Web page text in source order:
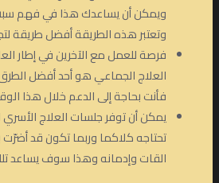
ويمكن أن يساعدك هذا في فهم سبب
وتعتبر هذه الطريقة أفضل طريقة
فرصة للعمل مع الآخرين في إطار
العلاج الجماعي هو أحد أفضل
فأنت بحاجة إلى الدعم خلال هذا
يمكن أن توفر جلسات العلاج
تحتاجه كلاكما وربما تكون قد
القات وإدمانه وهذا سوف يساعد